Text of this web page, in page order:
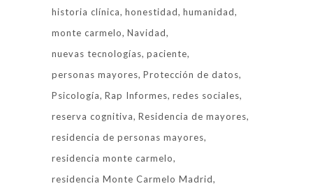
historia clínica honestidad humanidad
monte carmelo Navidad
nuevas tecnologías paciente
personas mayores Protección de datos
Psicología Rap Informes redes sociales
reserva cognitiva Residencia de mayores
residencia de personas mayores
residencia monte carmelo
residencia Monte Carmelo Madrid